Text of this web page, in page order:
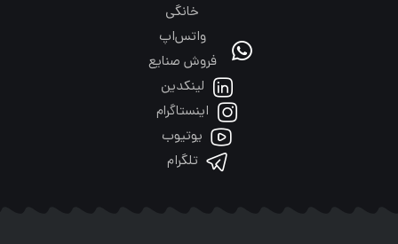
خانگی
واتس‌اپ
فروش صنایع
لینکدین
اینستاگرام
یوتیوب
تلگرام